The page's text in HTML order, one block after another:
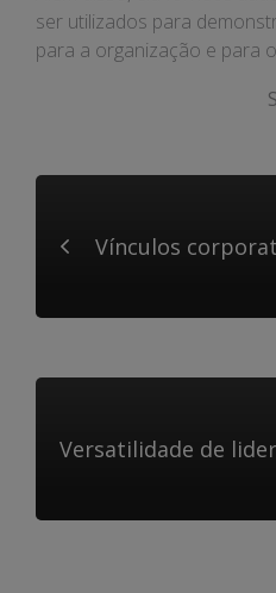
ser utilizados para
para a organização e para
Vínculos
Versatilidade de